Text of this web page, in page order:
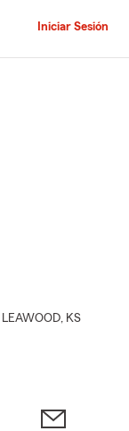
Iniciar Sesión
LEAWOOD, KS